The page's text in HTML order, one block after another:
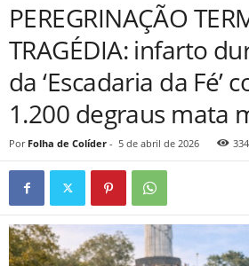
PEREGRINAÇÃO
TRAGÉDIA: infarto
da ‘Escadaria da Fé’
1.200 degraus mata
Por Folha de Colíder - 5 de abril de 2026 334